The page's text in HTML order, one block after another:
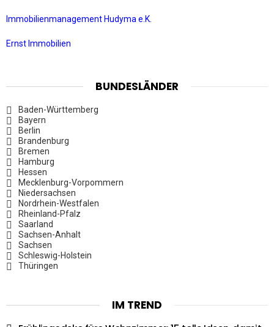
Immobilienmanagement Hudyma e.K.
Ernst Immobilien
BUNDESLÄNDER
Baden-Württemberg
Bayern
Berlin
Brandenburg
Bremen
Hamburg
Hessen
Mecklenburg-Vorpommern
Niedersachsen
Nordrhein-Westfalen
Rheinland-Pfalz
Saarland
Sachsen-Anhalt
Sachsen
Schleswig-Holstein
Thüringen
IM TREND